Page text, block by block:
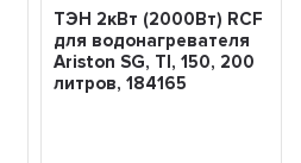
ТЭН 2кВт (2000Вт) RCF
для водонагревателя
Ariston SG, TI, 150, 200
литров, 184165